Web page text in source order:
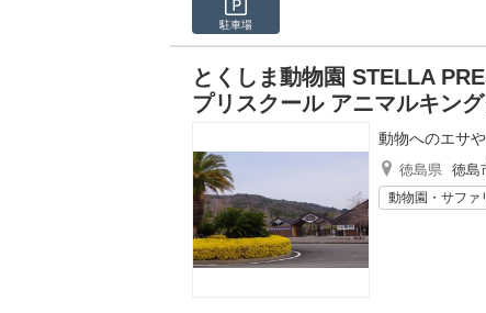
駐車場
とくしま動物園 STELLA
プリスクール アニマルキン
動物へのエサ
徳島県 徳島
動物園・サファ